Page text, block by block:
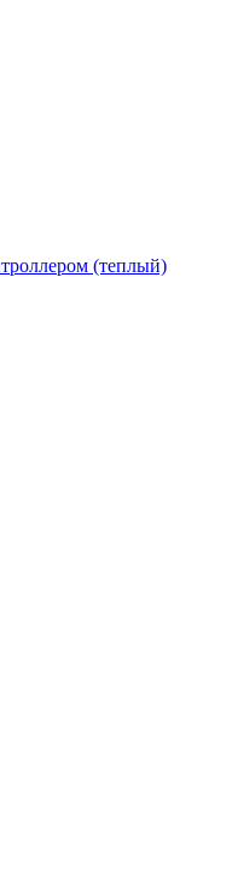
(теплый)